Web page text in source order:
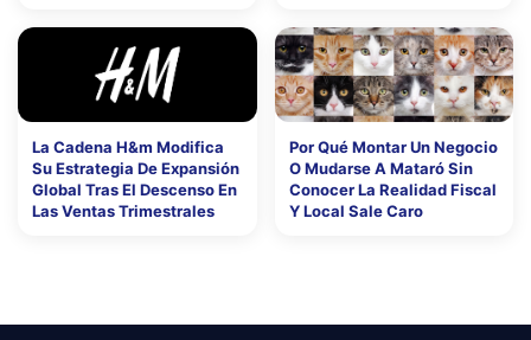
La Cadena H&m Modifica
Su Estrategia De Expansión
Global Tras El Descenso En
Las Ventas Trimestrales
Por Qué Montar Un Negocio
O Mudarse A Mataró Sin
Conocer La Realidad Fiscal
Y Local Sale Caro